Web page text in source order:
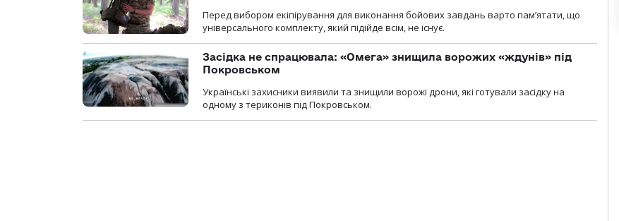
Перед вибором екіпірування для виконання бойових завдань варто пам’ятати, що
універсального комплекту, який підійде всім, не існує.
Засідка не спрацювала: «Омега» знищила ворожих «ждунів» під
Покровськом
Українські захисники виявили та знищили ворожі дрони, які готували засідку на
одному з териконів під Покровськом.